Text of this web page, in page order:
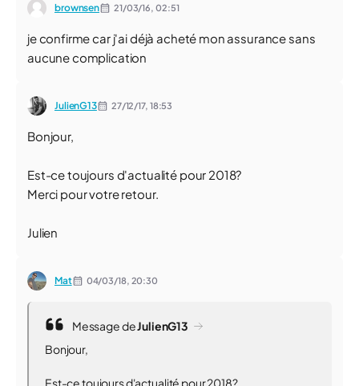
brownsen 21/03/16, 02:51
je confirme car j'ai déjà acheté mon assurance sans
aucune complication
JulienG13 27/12/17, 18:53
Bonjour,
Est-ce toujours d'actualité pour 2018?
Merci pour votre retour.
Julien
Mat 04/03/18, 20:30
Message de JulienG13
Bonjour,
Est-ce toujours d'actualité pour 2018?